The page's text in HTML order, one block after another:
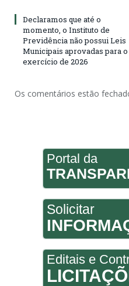
Declaramos que até o
momento, o Instituto de
Previdência não possui Leis
Municipais aprovadas para o
exercício de 2026
Os comentários estão
Portal da
Solicitar
Editais e